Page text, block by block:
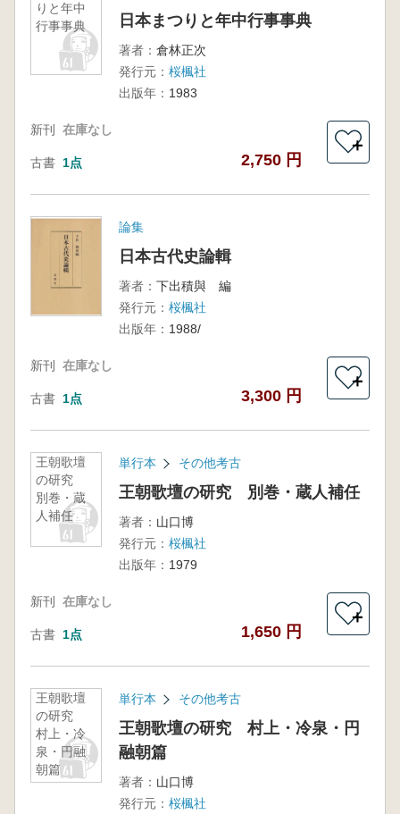
りと年中
行事事典
日本まつりと年中行事事典
著者： 倉林正次
発行元： 桜楓社
出版年： 1983
新刊 在庫なし
古書 1点 2,750 円
＋
論集
日本古代史論輯
著者： 下出積與 編
発行元： 桜楓社
出版年： 1988/
新刊 在庫なし
古書 1点 3,300 円
＋
王朝歌壇
の研究
別巻・蔵
人補任
単行本 その他考古
王朝歌壇の研究 別巻・蔵人補任
著者： 山口博
発行元： 桜楓社
出版年： 1979
新刊 在庫なし
古書 1点 1,650 円
＋
王朝歌壇
の研究
村上・冷
泉・円融
朝篇
単行本 その他考古
王朝歌壇の研究 村上・冷泉・円
融朝篇
著者： 山口博
発行元： 桜楓社